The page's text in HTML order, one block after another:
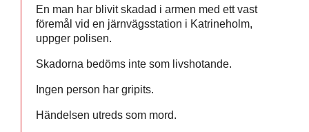
En man har blivit skadad i armen med ett vast
föremål vid en järnvägsstation i Katrineholm,
uppger polisen.
Skadorna bedöms inte som livshotande.
Ingen person har gripits.
Händelsen utreds som mord.